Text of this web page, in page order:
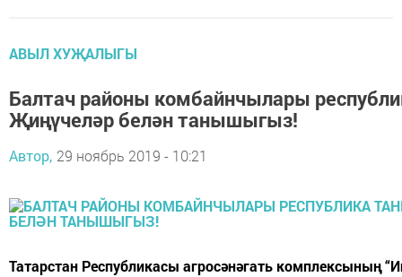
АВЫЛ ХУҖАЛЫГЫ
Балтач районы комбайнчылары
Җиңүчеләр белән танышыгыз!
Автор, 29 ноябрь 2019 - 10:21
Татарстан Республикасы агросәнәгать комплексының